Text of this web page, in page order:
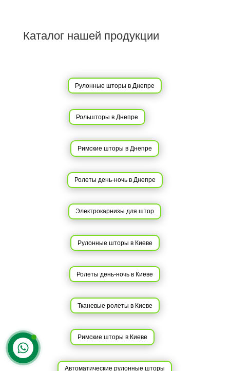
Каталог нашей продукции
Рулонные шторы в Днепре
Рольшторы в Днепре
Римские шторы в Днепре
Ролеты день-ночь в Днепре
Электрокарнизы для штор
Рулонные шторы в Киеве
Ролеты день-ночь в Киеве
Тканевые ролеты в Киеве
Римские шторы в Киеве
Автоматические рулонные шторы
Контакты